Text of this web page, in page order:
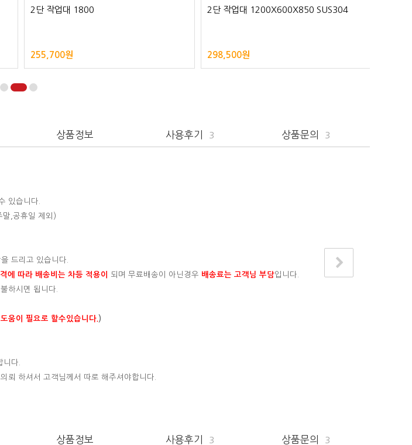
2단 작업대 1800
255,700원
2단 작업대 1200X600X850 SUS304
298,500원
상품정보 사용후기 3 상품문의 3
있습니다.
,공휴일 제외)
드리고 있습니다.
에 따라 배송비는 차등 적용이 되며 무료배송이 아닌경우 배송료는 고객님 부담입니다.
하시면 됩니다.
움이 필요로 할수있습니다. )
다.
뢰 하셔서 고객님께서 따로 해주셔야합니다.
상품정보 사용후기 3 상품문의 3